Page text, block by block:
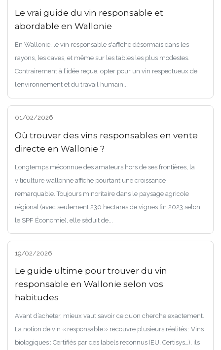
Le vrai guide du vin responsable et
abordable en Wallonie
En Wallonie, le vin responsable s'affiche désormais dans les
rayons, les caves, et même sur les tables les plus modestes.
Contrairement à l’idée reçue, opter pour un vin respectueux de
l’environnement et du travail humain...
01/02/2026
Où trouver des vins responsables en vente
directe en Wallonie ?
Longtemps méconnue des amateurs hors de ses frontières, la
viticulture wallonne affiche pourtant une croissance
remarquable. Toujours minoritaire dans le paysage agricole
régional (avec seulement 230 hectares de vignes fin 2023 selon
le SPF Économie), elle séduit de...
19/02/2026
Le guide ultime pour trouver du vin
responsable en Wallonie selon vos
habitudes
Avant d’acheter, mieux vaut savoir ce qu’on cherche exactement.
La notion de vin « responsable » recouvre plusieurs réalités : Vins
biologiques : Certifiés par des labels reconnus (EU, Certisys…), ils